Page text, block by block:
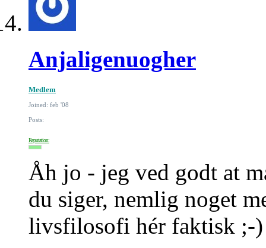
Anjaligenuogher
Medlem
Joined: feb '08
Posts:
Reputation:
Åh jo - jeg ved godt at
du siger, nemlig noget
livsfilosofi hér faktisk ;-)